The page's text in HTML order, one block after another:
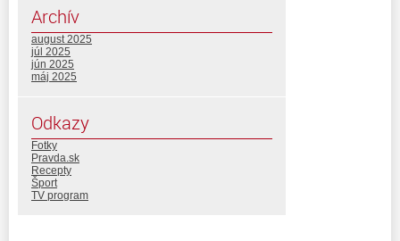
Archív
august 2025
júl 2025
jún 2025
máj 2025
Odkazy
Fotky
Pravda.sk
Recepty
Šport
TV program